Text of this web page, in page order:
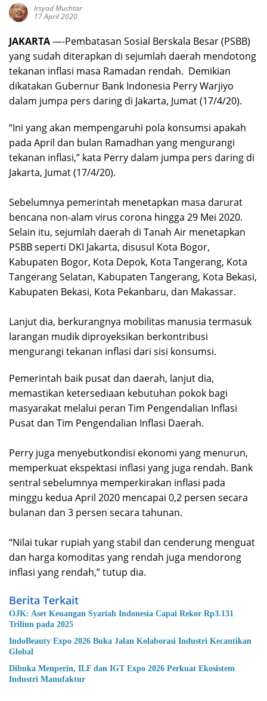
Irsyad Muchtar
17 April 2020
JAKARTA—-Pembatasan Sosial Berskala Besar (PSBB)
yang sudah diterapkan di sejumlah daerah mendotong
tekanan inflasi masa Ramadan rendah. Demikian
dikatakan Gubernur Bank Indonesia Perry Warjiyo
dalam jumpa pers daring di Jakarta, Jumat (17/4/20).
“Ini yang akan mempengaruhi pola konsumsi apakah
pada April dan bulan Ramadhan yang mengurangi
tekanan inflasi,” kata Perry dalam jumpa pers daring di
Jakarta, Jumat (17/4/20).
Sebelumnya pemerintah menetapkan masa darurat
bencana non-alam virus corona hingga 29 Mei 2020.
Selain itu, sejumlah daerah di Tanah Air menetapkan
PSBB seperti DKI Jakarta, disusul Kota Bogor,
Kabupaten Bogor, Kota Depok, Kota Tangerang, Kota
Tangerang Selatan, Kabupaten Tangerang, Kota Bekasi,
Kabupaten Bekasi, Kota Pekanbaru, dan Makassar.
Lanjut dia, berkurangnya mobilitas manusia termasuk
larangan mudik diproyeksikan berkontribusi
mengurangi tekanan inflasi dari sisi konsumsi.
Pemerintah baik pusat dan daerah, lanjut dia,
memastikan ketersediaan kebutuhan pokok bagi
masyarakat melalui peran Tim Pengendalian Inflasi
Pusat dan Tim Pengendalian Inflasi Daerah.
Perry juga menyebutkondisi ekonomi yang menurun,
memperkuat ekspektasi inflasi yang juga rendah. Bank
sentral sebelumnya memperkirakan inflasi pada
minggu kedua April 2020 mencapai 0,2 persen secara
bulanan dan 3 persen secara tahunan.
“Nilai tukar rupiah yang stabil dan cenderung menguat
dan harga komoditas yang rendah juga mendorong
inflasi yang rendah,” tutup dia.
Berita Terkait
OJK: Aset Keuangan Syariah Indonesia Capai Rekor Rp3.131
Triliun pada 2025
IndoBeauty Expo 2026 Buka Jalan Kolaborasi Industri Kecantikan
Global
Dibuka Menperin, ILF dan IGT Expo 2026 Perkuat Ekosistem
Industri Manufaktur